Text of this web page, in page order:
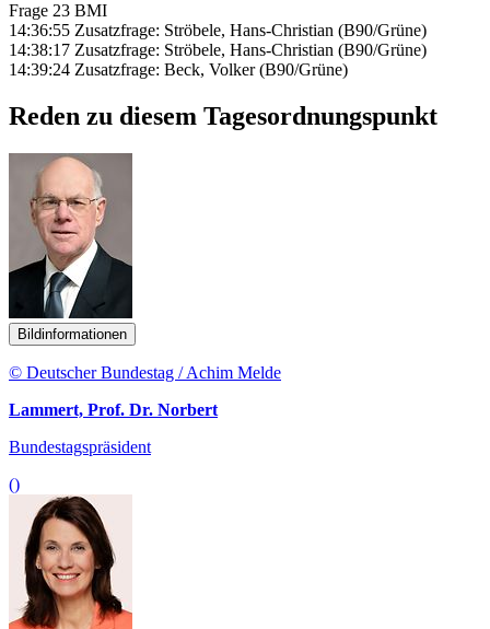
Frage 23 BMI
14:36:55 Zusatzfrage: Ströbele, Hans-Christian (B90/Grüne)
14:38:17 Zusatzfrage: Ströbele, Hans-Christian (B90/Grüne)
14:39:24 Zusatzfrage: Beck, Volker (B90/Grüne)
Reden zu diesem Tagesordnungspunkt
Bildinformationen
© Deutscher Bundestag / Achim Melde
Lammert, Prof. Dr. Norbert
Bundestagspräsident
()